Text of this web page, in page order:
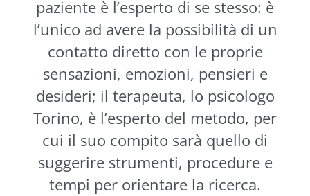
paziente è l’esperto di se stesso: è
l’unico ad avere la possibilità di un
contatto diretto con le proprie
sensazioni, emozioni, pensieri e
desideri; il terapeuta, lo psicologo
Torino, è l’esperto del metodo, per
cui il suo compito sarà quello di
suggerire strumenti, procedure e
tempi per orientare la ricerca.